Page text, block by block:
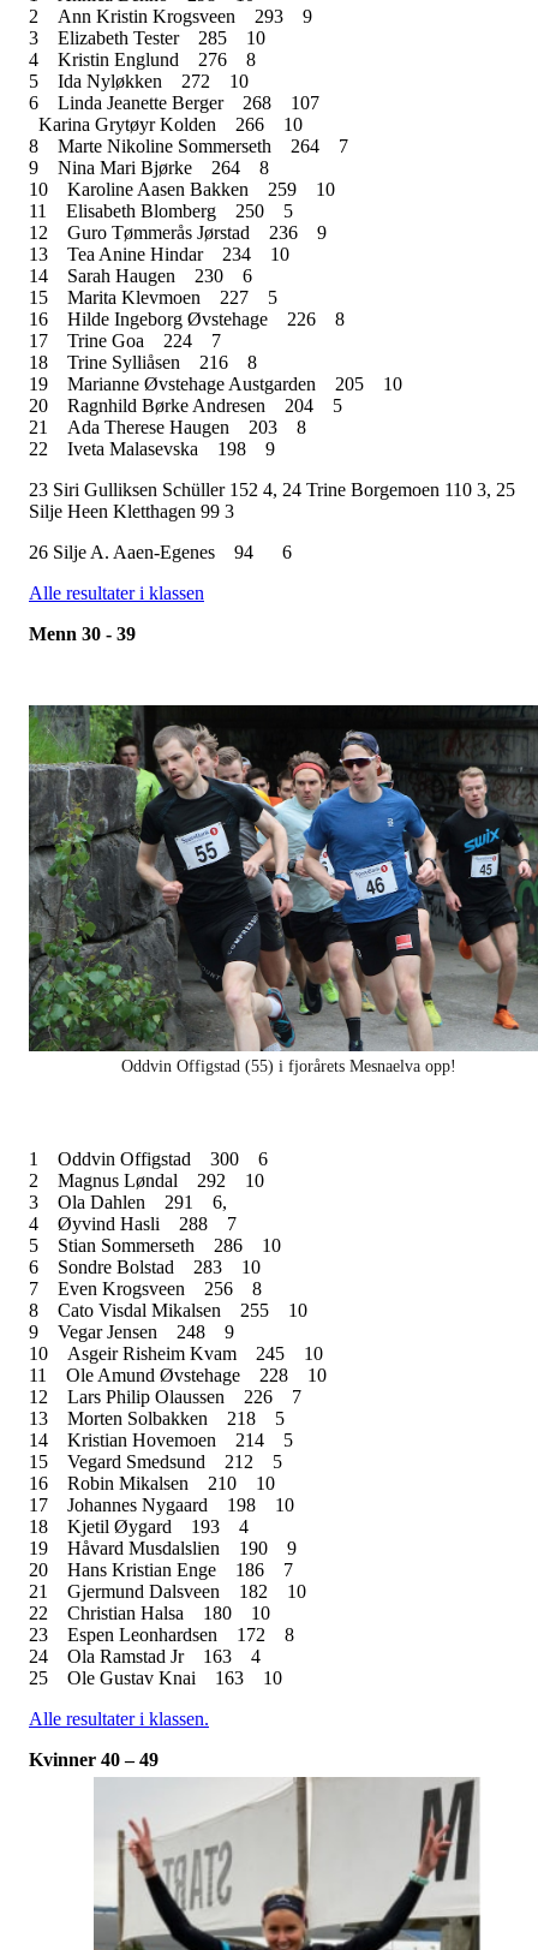
2
Ann Kristin Krogsveen 293
9
3
Elizabeth Tester 285
10
4
Kristin Englund 276
8
5
Ida Nyløkken 272
10
6
Linda Jeanette Berger 268
107
Karina Grytøyr Kolden
266
10
8
Marte Nikoline Sommerseth 264
7
9
Nina Mari Bjørke 264
8
10
Karoline Aasen Bakken 259
10
11
Elisabeth Blomberg 250
5
12
Guro Tømmerås Jørstad 236
9
13
Tea Anine Hindar 234
10
14
Sarah Haugen 230
6
15
Marita Klevmoen 227
5
16
Hilde Ingeborg Øvstehage 226
8
17
Trine Goa 224
7
18
Trine Sylliåsen 216
8
19
Marianne Øvstehage Austgarden 205
10
20
Ragnhild Børke Andresen 204
5
21
Ada Therese Haugen 203
8
22
Iveta Malasevska 198
9
23 Siri Gulliksen Schüller 152 4, 24 Trine Borgemoen 110 3, 25
Silje Heen Kletthagen 99 3
26 Silje A. Aaen-Egenes 94 6
Alle resultater i klassen
Menn 30 - 39
Oddvin Offigstad (55) i fjorårets Mesnaelva opp!
1 Oddvin Offigstad 300
6
2
Magnus Løndal 292
10
3
Ola Dahlen 291
6,
4
Øyvind Hasli 288
7
5
Stian Sommerseth 286
10
6
Sondre Bolstad 283
10
7
Even Krogsveen 256
8
8
Cato Visdal Mikalsen 255
10
9
Vegar Jensen 248
9
10
Asgeir Risheim Kvam 245
10
11
Ole Amund Øvstehage 228
10
12
Lars Philip Olaussen 226
7
13
Morten Solbakken 218
5
14
Kristian Hovemoen 214
5
15
Vegard Smedsund 212
5
16
Robin Mikalsen 210
10
17
Johannes Nygaard 198
10
18
Kjetil Øygard 193
4
19
Håvard Musdalslien 190
9
20
Hans Kristian Enge 186
7
21
Gjermund Dalsveen 182
10
22
Christian Halsa 180
10
23
Espen Leonhardsen 172
8
24
Ola Ramstad Jr 163
4
25
Ole Gustav Knai 163
10
Alle resultater i klassen.
Kvinner 40 – 49